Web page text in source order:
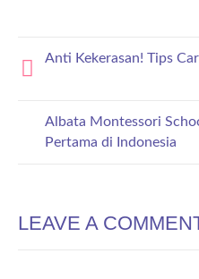
Albata Montessori
Pertama di Indonesia
Anti Kekerasan! Tips
LEAVE A